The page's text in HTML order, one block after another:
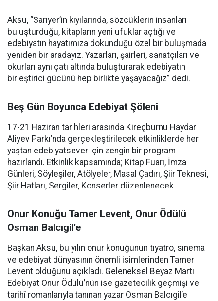
Aksu, “Sarıyer’in kıyılarında, sözcüklerin insanları
buluşturduğu, kitapların yeni ufuklar açtığı ve
edebiyatın hayatımıza dokunduğu özel bir buluşmada
yeniden bir aradayız. Yazarları, şairleri, sanatçıları ve
okurları aynı çatı altında buluşturarak edebiyatın
birleştirici gücünü hep birlikte yaşayacağız” dedi.
Beş Gün Boyunca Edebiyat Şöleni
17-21 Haziran tarihleri arasında Kireçburnu Haydar
Aliyev Parkı’nda gerçekleştirilecek etkinliklerde her
yaştan edebiyatsever için zengin bir program
hazırlandı. Etkinlik kapsamında; Kitap Fuarı, İmza
Günleri, Söyleşiler, Atölyeler, Masal Çadırı, Şiir Teknesi,
Şiir Hatları, Sergiler, Konserler düzenlenecek.
Onur Konuğu Tamer Levent, Onur Ödülü
Osman Balcıgil’e
Başkan Aksu, bu yılın onur konuğunun tiyatro, sinema
ve edebiyat dünyasının önemli isimlerinden Tamer
Levent olduğunu açıkladı. Geleneksel Beyaz Martı
Edebiyat Onur Ödülü’nün ise gazetecilik geçmişi ve
tarihî romanlarıyla tanınan yazar Osman Balcıgil’e